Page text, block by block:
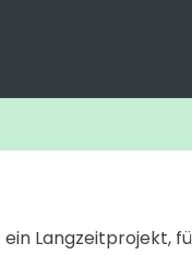
Langzeitprojekt,